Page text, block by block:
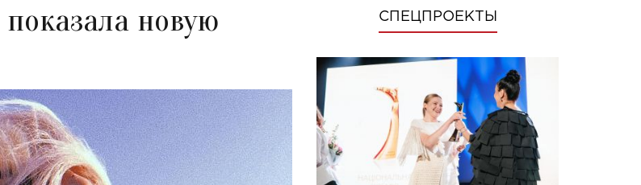
новую
СПЕЦПРОЕКТЫ